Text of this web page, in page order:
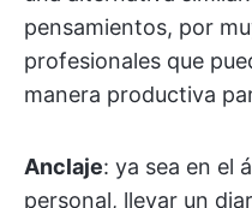
pensamientos, por
profesionales que
manera productiva
Anclaje: ya sea en el
personal, llevar un